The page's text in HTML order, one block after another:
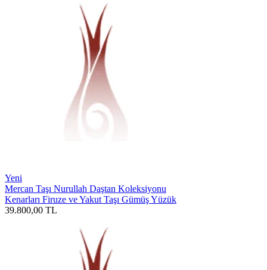
Yeni
Mercan Taşı Nurullah Daştan Koleksiyonu
Kenarları Firuze ve Yakut Taşı Gümüş Yüzük
39.800,00 TL